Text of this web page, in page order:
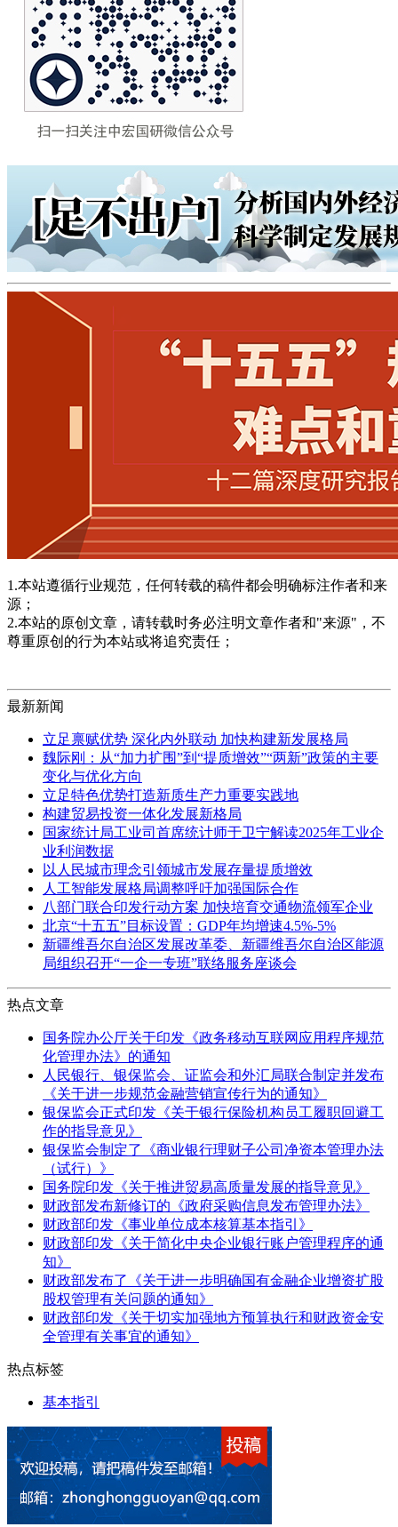
1.本站遵循行业规范，任何转载的稿件都会明确标注作者和来
源；
2.本站的原创文章，请转载时务必注明文章作者和"来源"，不
尊重原创的行为本站或将追究责任；
最新新闻
立足禀赋优势 深化内外联动 加快构建新发展格局
魏际刚：从“加力扩围”到“提质增效”“两新”政策的主要
变化与优化方向
立足特色优势打造新质生产力重要实践地
构建贸易投资一体化发展新格局
国家统计局工业司首席统计师于卫宁解读2025年工业企
业利润数据
以人民城市理念引领城市发展存量提质增效
人工智能发展格局调整呼吁加强国际合作
八部门联合印发行动方案 加快培育交通物流领军企业
北京“十五五”目标设置：GDP年均增速4.5%-5%
新疆维吾尔自治区发展改革委、新疆维吾尔自治区能源
局组织召开“一企一专班”联络服务座谈会
热点文章
国务院办公厅关于印发《政务移动互联网应用程序规范
化管理办法》的通知
人民银行、银保监会、证监会和外汇局联合制定并发布
《关于进一步规范金融营销宣传行为的通知》
银保监会正式印发《关于银行保险机构员工履职回避工
作的指导意见》
银保监会制定了《商业银行理财子公司净资本管理办法
（试行）》
国务院印发《关于推进贸易高质量发展的指导意见》
财政部发布新修订的《政府采购信息发布管理办法》
财政部印发《事业单位成本核算基本指引》
财政部印发《关于简化中央企业银行账户管理程序的通
知》
财政部发布了《关于进一步明确国有金融企业增资扩股
股权管理有关问题的通知》
财政部印发《关于切实加强地方预算执行和财政资金安
全管理有关事宜的通知》
热点标签
基本指引